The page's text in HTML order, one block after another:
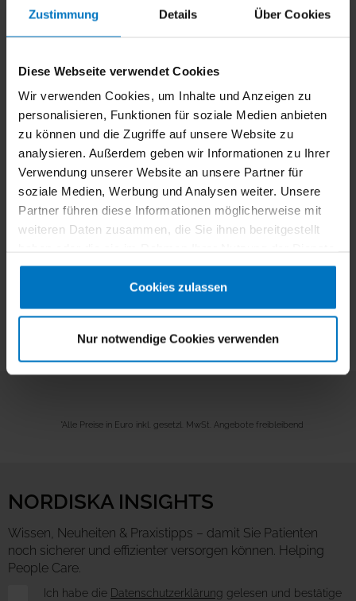
Zustimmung Details Über Cookies
Diese Webseite verwendet Cookies
Wir verwenden Cookies, um Inhalte und Anzeigen zu
personalisieren, Funktionen für soziale Medien anbieten
zu können und die Zugriffe auf unsere Website zu
analysieren. Außerdem geben wir Informationen zu Ihrer
Verwendung unserer Website an unsere Partner für
soziale Medien, Werbung und Analysen weiter. Unsere
Partner führen diese Informationen möglicherweise mit
weiteren Daten zusammen, die Sie ihnen bereitgestellt
gesammelt haben.
Cookies zulassen
Nur notwendige Cookies verwenden
EVA aus recyceltem Material. Die anatomische Form und die
flexible Struktur sorgen für hohen Tragekomfort, während
seitliche Belüftungsöffnungen die Atmungsaktivität
fördert die Durchblutung. Ausgestattet mit klappbarem
antibakterieller Behandlung. Latexfrei und bis 40°C waschbar.
einteiliges EVA-Design (15% recycelt)
antibakteriell und latexfrei
anatomisch und flexibel
rutschhemmend
seitliche Belüftung
Mikronoppen zur Durchblutungsförderung
klappbarer Fersenriemen
*Alle Preise in Euro inkl. gesetzl. MwSt. Angebote freibleibend
NORDISKA INSIGHTS
Wissen, Neuheiten & Praxistipps – damit Sie Patienten
noch sicherer und effizienter versorgen können. Helping
People Care.
NewsletterIch habe die Datenschutzerklärung gelesen und bestätige